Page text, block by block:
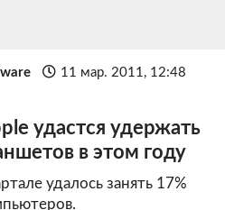
11 мар. 2011, 12:48
удастся удержать
в этом году
удалось занять 17%